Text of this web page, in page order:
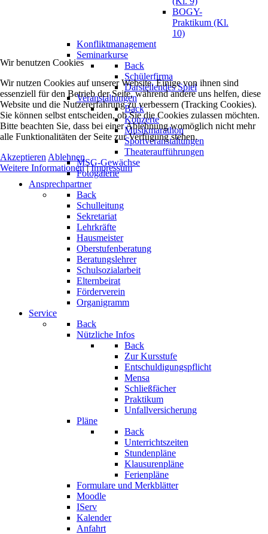
BOGY-
Praktikum (Kl.
10)
Konfliktmanagement
Seminarkurse
Back
Schülerfirma
Darstellendes Spiel
Veranstaltungen
Back
Konzerte
Musikmarathon
Sportveranstaltungen
Theateraufführungen
MSG-Gewächse
Fotogalerie
Ansprechpartner
Back
Schulleitung
Sekretariat
Lehrkräfte
Hausmeister
Oberstufenberatung
Beratungslehrer
Schulsozialarbeit
Elternbeirat
Förderverein
Organigramm
Service
Back
Nützliche Infos
Back
Zur Kursstufe
Entschuldigungspflicht
Mensa
Schließfächer
Praktikum
Unfallversicherung
Pläne
Back
Unterrichtszeiten
Stundenpläne
Klausurenpläne
Ferienpläne
Formulare und Merkblätter
Moodle
IServ
Kalender
Anfahrt
Wir benutzen Cookies
Wir nutzen Cookies auf unserer Website. Einige von ihnen sind
essenziell für den Betrieb der Seite, während andere uns helfen, diese
Website und die Nutzererfahrung zu verbessern (Tracking Cookies).
Sie können selbst entscheiden, ob Sie die Cookies zulassen möchten.
Bitte beachten Sie, dass bei einer Ablehnung womöglich nicht mehr
alle Funktionalitäten der Seite zur Verfügung stehen.
Akzeptieren Ablehnen
Weitere Informationen|Impressum